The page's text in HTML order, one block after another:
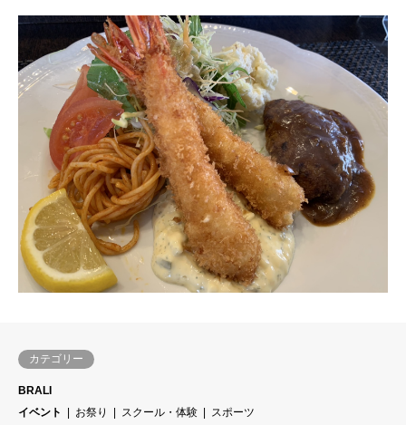
カテゴリー
BRALI
イベント
お祭り スクール・体験
スポーツ